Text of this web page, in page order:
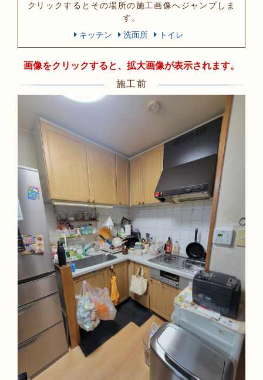
クリックするとその場所の施工画像へジャンプしま
す。
キッチン 洗面所 トイレ
画像をクリックすると、拡大画像が表示されます。
施工前